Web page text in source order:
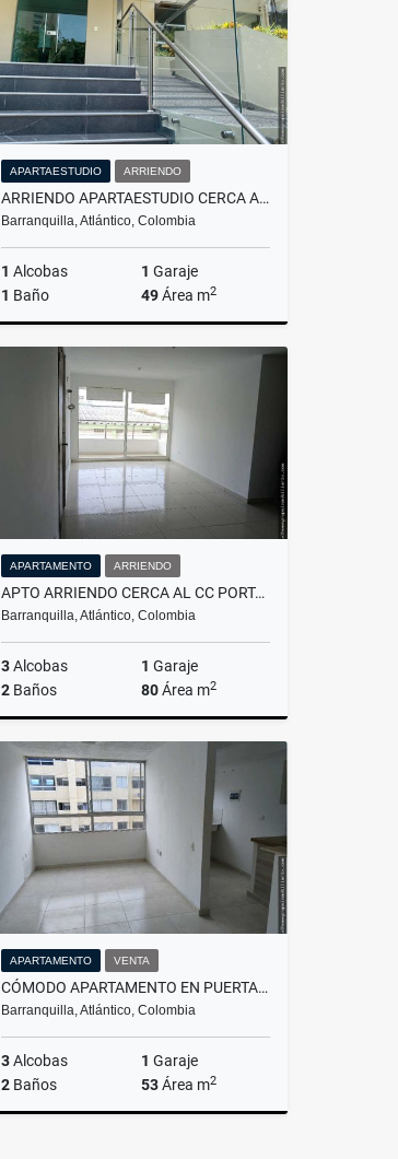
APARTAESTUDIO ARRIENDO
ARRIENDO APARTAESTUDIO CERCA AL PARQUE DE LA ELECTRIFICADORA
Barranquilla, Atlántico, Colombia
1 Alcobas 1 Garaje
1 Baño 49Área m2
Arriendo
$1.600.000
APARTAMENTO ARRIENDO
APTO ARRIENDO CERCA AL CC PORTAL DEL PRADO
Barranquilla, Atlántico, Colombia
3Alcobas 1 Garaje
2 Baños 80Área m2
Arriendo
$2.305.000
APARTAMENTO VENTA
CÓMODO APARTAMENTO EN PUERTA DORADA
Barranquilla, Atlántico, Colombia
3Alcobas 1 Garaje
2 Baños 53Área m2